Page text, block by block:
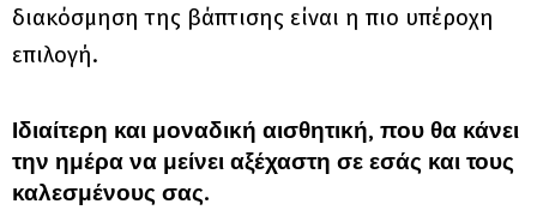
διακόσμηση της βάπτισης είναι η πιο υπέροχη
επιλογή.
Ιδιαίτερη και μοναδική αισθητική, που θα κάνει
την ημέρα να μείνει αξέχαστη σε εσάς και τους
καλεσμένους σας.